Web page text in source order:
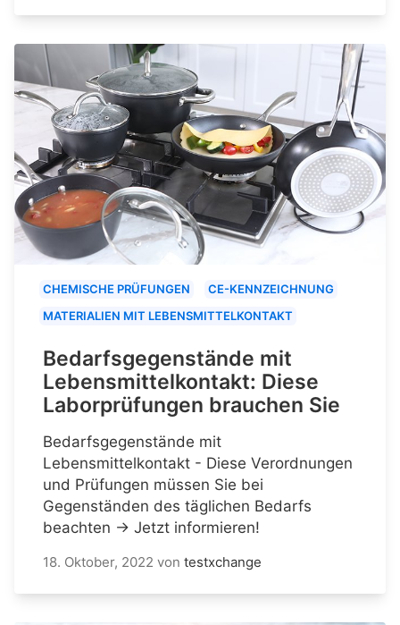
CHEMISCHE PRÜFUNGEN
CE-KENNZEICHNUNG
MATERIALIEN MIT LEBENSMITTELKONTAKT
Bedarfsgegenstände mit
Lebensmittelkontakt: Diese
Laborprüfungen brauchen Sie
Bedarfsgegenstände mit
Lebensmittelkontakt - Diese Verordnungen
und Prüfungen müssen Sie bei
Gegenständen des täglichen Bedarfs
beachten → Jetzt informieren!
18. Oktober, 2022 von testxchange